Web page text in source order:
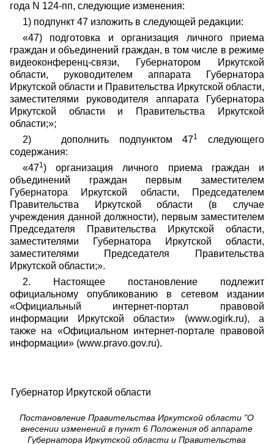
года N 124-пп, следующие изменения:
1) подпункт 47 изложить в следующей редакции:
«47) подготовка и организация личного приема
граждан и объединений граждан, в том числе в режиме
видеоконференц-связи, Губернатором Иркутской
области, руководителем аппарата Губернатора
Иркутской области и Правительства Иркутской области,
заместителями руководителя аппарата Губернатора
Иркутской области и Правительства Иркутской
области;»;
2) дополнить подпунктом 471
следующего
содержания:
«471) организация личного приема граждан и
объединений граждан первым заместителем
Губернатора Иркутской области, Председателем
Правительства Иркутской области (в случае
учреждения данной должности), первым заместителем
Председателя Правительства Иркутской области,
заместителями Губернатора Иркутской области,
заместителями Председателя Правительства
Иркутской области;».
2. Настоящее постановление подлежит
официальному опубликованию в сетевом издании
«Официальный интернет-портал правовой
информации Иркутской области» (www.ogirk.ru), а
также на «Официальном интернет-портале правовой
информации» (www.pravo.gov.ru).
Губернатор Иркутской области
Постановление Правительства Иркутской области "О
внесении изменений в пункт 6 Положения об аппарате
Губернатора Иркутской области и Правительства